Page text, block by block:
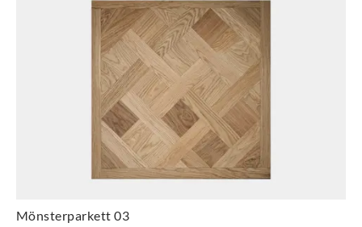
Mönsterparkett 03